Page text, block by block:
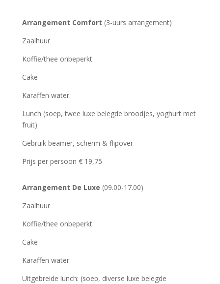
Arrangement Comfort (3-uurs arrangement)
Zaalhuur
Koffie/thee onbeperkt
Cake
Karaffen water
Lunch (soep, twee luxe belegde broodjes, yoghurt met
fruit)
Gebruik beamer, scherm & flipover
Prijs per persoon € 19,75
Arrangement De Luxe (09.00-17.00)
Zaalhuur
Koffie/thee onbeperkt
Cake
Karaffen water
Uitgebreide lunch: (soep, diverse luxe belegde